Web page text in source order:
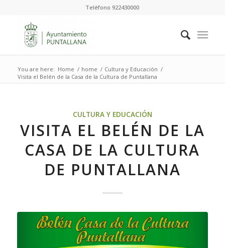
Teléfono 922430000
You are here: Home / home / Cultura y Educación /
Visita el Belén de la Casa de la Cultura de Puntallana
CULTURA Y EDUCACIÓN
VISITA EL BELÉN DE LA
CASA DE LA CULTURA
DE PUNTALLANA